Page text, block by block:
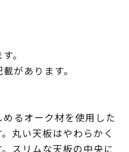
。
があります。
るオーク材を使用した
丸い天板はやわらかく
スリムな天板の中央に